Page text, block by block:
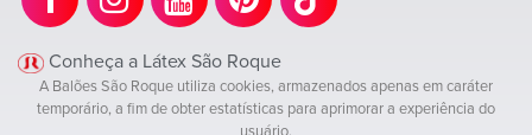
Conheça a Látex São Roque
A Balões São Roque utiliza cookies, armazenados apenas em caráter
temporário, a fim de obter estatísticas para aprimorar a experiência do